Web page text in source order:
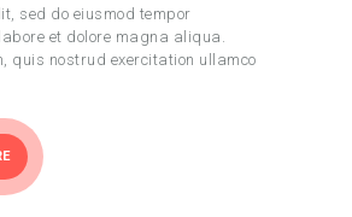
sed do eiusmod tempor
et dolore magna aliqua.
quis nostrud exercitation ullamco